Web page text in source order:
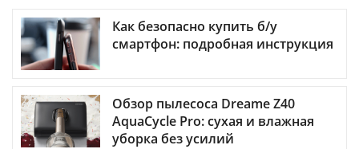
Как безопасно купить б/у
смартфон: подробная инструкция
Обзор пылесоса Dreame Z40
AquaCycle Pro: сухая и влажная
уборка без усилий